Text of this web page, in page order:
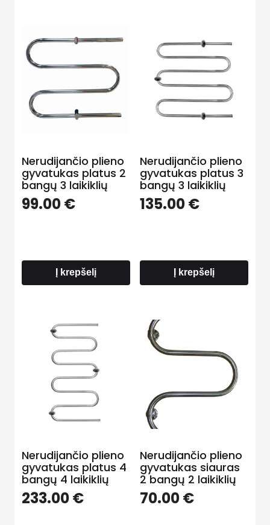
Nerudijančio plieno
gyvatukas platus 2
bangų 3 laikiklių
99.00€
Į krepšelį
Nerudijančio plieno
gyvatukas platus 3
bangų 3 laikiklių
135.00€
Į krepšelį
Nerudijančio plieno
gyvatukas platus 4
bangų 4 laikiklių
233.00€
Nerudijančio plieno
gyvatukas siauras
2 bangų 2 laikiklių
70.00€